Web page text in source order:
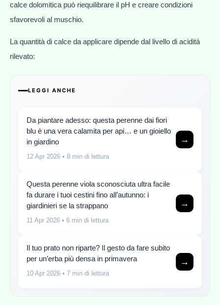
calce dolomitica può riequilibrare il pH e creare condizioni
sfavorevoli al muschio.
La quantità di calce da applicare dipende dal livello di acidità
rilevato:
LEGGI ANCHE
Da piantare adesso: questa perenne dai fiori
blu è una vera calamita per api… e un gioiello
in giardino
12 Apr 2026 • 8 min di lettura
→
Questa perenne viola sconosciuta ultra facile
fa durare i tuoi cestini fino all’autunno: i
giardinieri se la strappano
11 Apr 2026 • 6 min di lettura
→
Il tuo prato non riparte? Il gesto da fare subito
per un’erba più densa in primavera
10 Apr 2026 • 7 min di lettura
→